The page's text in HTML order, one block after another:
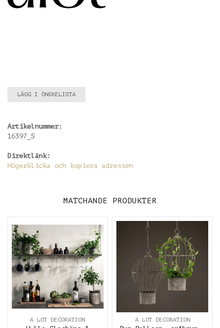
LÄGG I ÖNSKELISTA
Artikelnummer:
16397_S
Direktlänk:
Högerklicka och kopiera adressen
MATCHANDE PRODUKTER
A LOT DECORATION A LOT DECORATION